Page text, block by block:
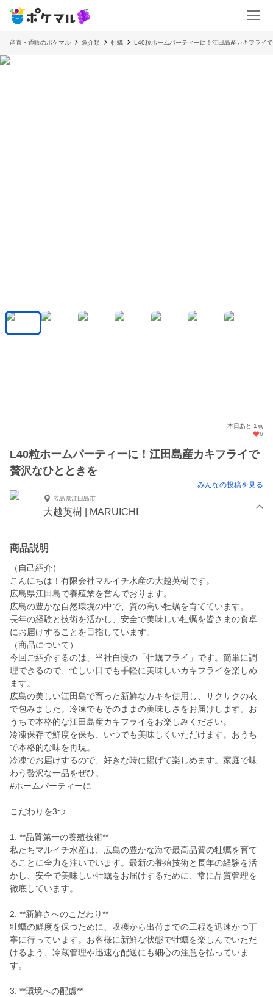
産直・通販のポケマル 魚介類 牡蠣 L40粒ホームパーティーに！江田島産カキフライ
本日あと 1点
6
L40粒ホームパーティーに！江田島産カキフライで
贅沢なひとときを
みんなの投稿を見る
広島県江田島市
大越英樹 | MARUICHI
商品説明
（自己紹介）
こんにちは！有限会社マルイチ水産の大越英樹です。
広島県江田島で養殖業を営んでおります。
広島の豊かな自然環境の中で、質の高い牡蠣を育てています。
長年の経験と技術を活かし、安全で美味しい牡蠣を皆さまの食卓
にお届けすることを目指しています。
（商品について）
今回ご紹介するのは、当社自慢の「牡蠣フライ」です。簡単に調
理できるので、忙しい日でも手軽に美味しいカキフライを楽しめ
ます。
広島の美しい江田島で育った新鮮なカキを使用し、サクサクの衣
で包みました。冷凍でもそのままの美味しさをお届けします。お
うちで本格的な江田島産カキフライをお楽しみください。
冷凍保存で鮮度を保ち、いつでも美味しくいただけます。おうち
で本格的な味を再現。
冷凍でお届けするので、好きな時に揚げて楽しめます。家庭で味
わう贅沢な一品をぜひ。
#ホームパーティーに
こだわりを3つ
1. **品質第一の養殖技術**
私たちマルイチ水産は、広島の豊かな海で最高品質の牡蠣を育て
ることに全力を注いでいます。最新の養殖技術と長年の経験を活
かし、安全で美味しい牡蠣をお届けするために、常に品質管理を
徹底しています。
2. **新鮮さへのこだわり**
牡蠣の鮮度を保つために、収穫から出荷までの工程を迅速かつ丁
寧に行っています。お客様に新鮮な状態で牡蠣を楽しんでいただ
けるよう、冷蔵管理や迅速な配送にも細心の注意を払っていま
す。
3. **環境への配慮**